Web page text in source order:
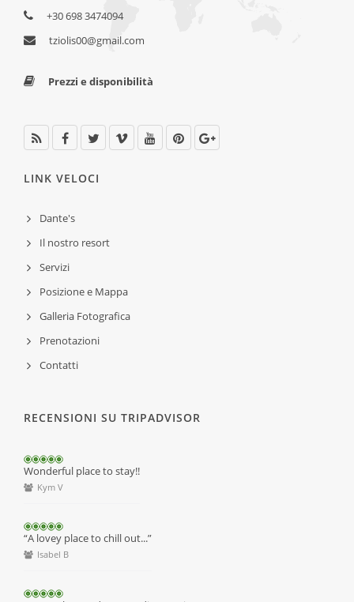
+30 698 3474094
tziolis00@gmail.com
Prezzi e disponibilità
LINK VELOCI
Dante's
Il nostro resort
Servizi
Posizione e Mappa
Galleria Fotografica
Prenotazioni
Contatti
RECENSIONI SU TRIPADVISOR
Wonderful place to stay!!
Kym V
“A lovey place to chill out...”
Isabel B